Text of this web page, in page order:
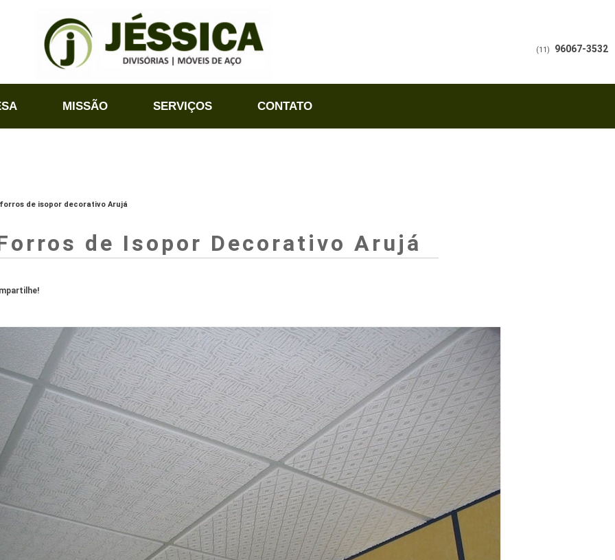
MISSÃO SERVIÇOS CONTATO
(11) 96067-3532
forros de isopor decorativo Arujá
de Isopor Decorativo Arujá